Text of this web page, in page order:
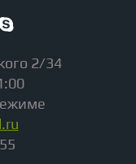
2/34